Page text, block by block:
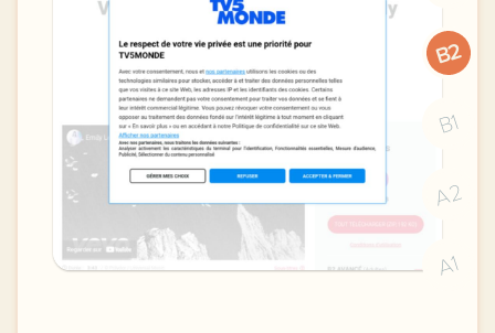
B2
B1
A2
A1